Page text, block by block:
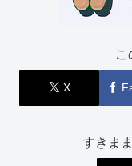
こ
X
すきま